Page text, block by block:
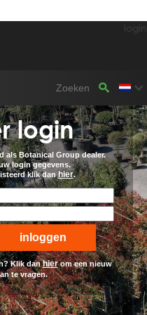
&
login
login
als Botanical Group dealer.
login gegevens.
klik danhier.
Klik danhierom een nieuw
te vragen.